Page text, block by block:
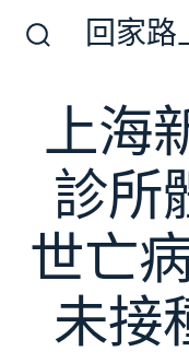
開
關
回家路
上海
診所
世亡
未接